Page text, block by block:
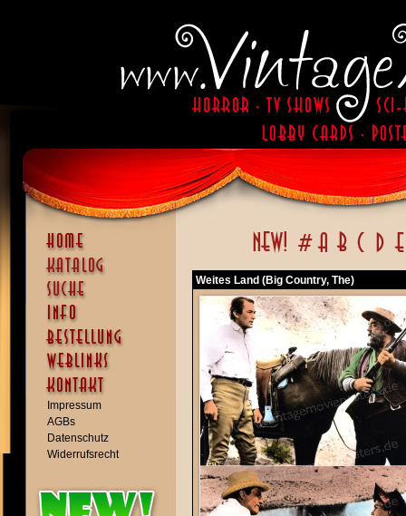
Impressum
AGBs
Datenschutz
Widerrufsrecht
Weites Land (Big Country, The)